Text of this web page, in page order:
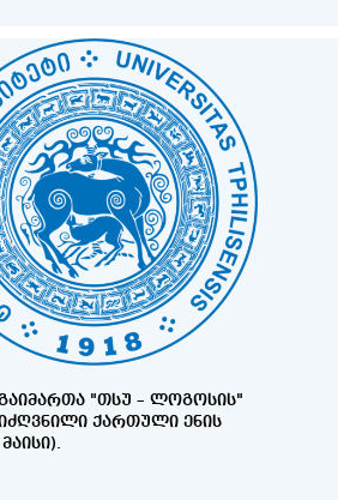
"ᲗᲡᲣ – ᲚᲝᲒᲝᲡᲘᲡ"
ᲥᲐᲠᲗᲣᲚᲘ ᲔᲜᲘᲡ